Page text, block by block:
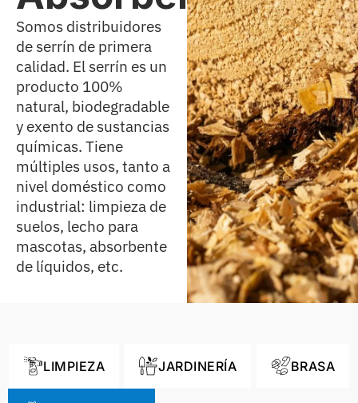
Somos distribuidores
de serrín de primera
calidad. El serrín es un
producto 100%
natural, biodegradable
y exento de sustancias
químicas. Tiene
múltiples usos, tanto a
nivel doméstico como
industrial: limpieza de
suelos, lecho para
mascotas, absorbente
de líquidos, etc.
LIMPIEZA JARDINERÍA BRASA